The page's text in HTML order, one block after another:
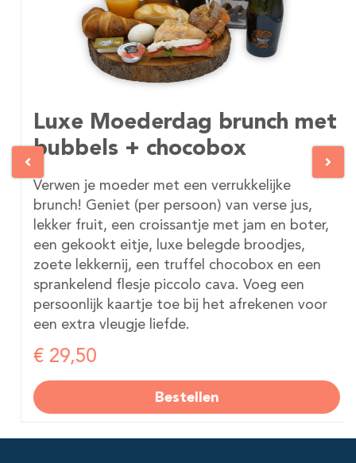
Luxe Moederdag brunch met
bubbels + chocobox
Verwen je moeder met een verrukkelijke
brunch! Geniet (per persoon) van verse jus,
lekker fruit, een croissantje met jam en boter,
een gekookt eitje, luxe belegde broodjes,
zoete lekkernij, een truffel chocobox en een
sprankelend flesje piccolo cava. Voeg een
persoonlijk kaartje toe bij het afrekenen voor
een extra vleugje liefde.
€ 29,50
Bestellen